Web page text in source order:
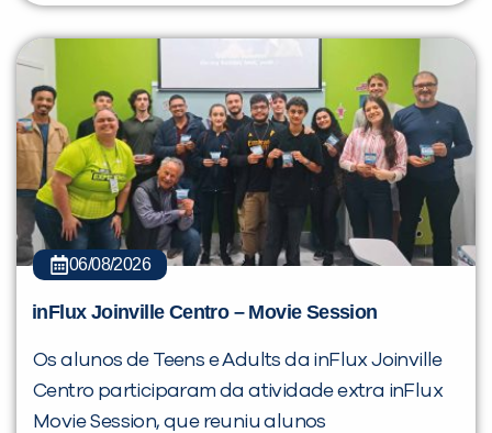
06/08/2026
inFlux Joinville Centro – Movie Session
Os alunos de Teens e Adults da inFlux Joinville
Centro participaram da atividade extra inFlux
Movie Session, que reuniu alunos